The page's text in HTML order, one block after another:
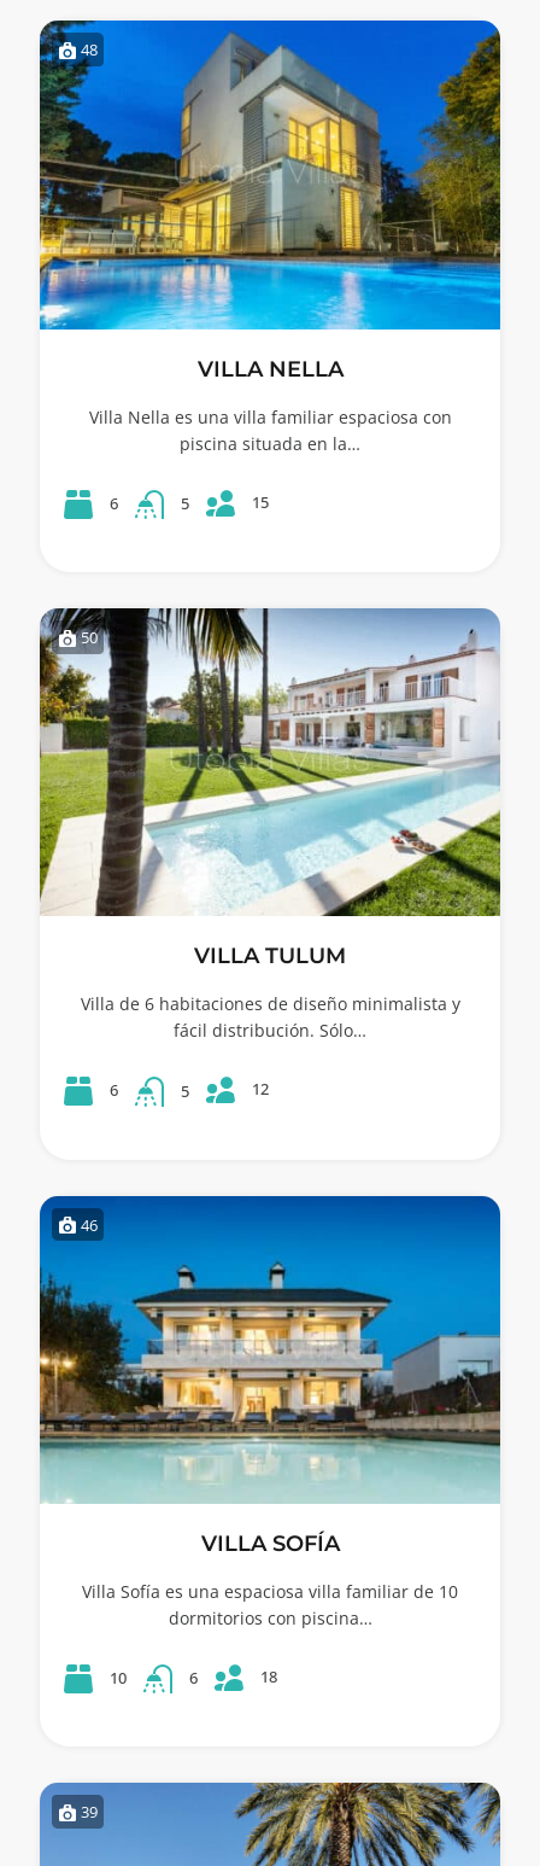
48
VILLA NELLA
Villa Nella es una villa familiar espaciosa con
piscina situada en la…
6 5 15
50
VILLA TULUM
Villa de 6 habitaciones de diseño minimalista y
fácil distribución. Sólo…
6 5 12
46
VILLA SOFÍA
Villa Sofía es una espaciosa villa familiar de 10
dormitorios con piscina…
10 6 18
39